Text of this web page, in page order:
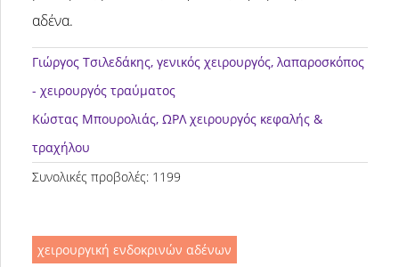
αδένα.
Γιώργος Τσιλεδάκης, γενικός χειρουργός, λαπαροσκόπος
- χειρουργός τραύματος
Κώστας Μπουρολιάς, ΩΡΛ χειρουργός κεφαλής &
τραχήλου
Συνολικές προβολές: 1199
χειρουργική ενδοκρινών αδένων